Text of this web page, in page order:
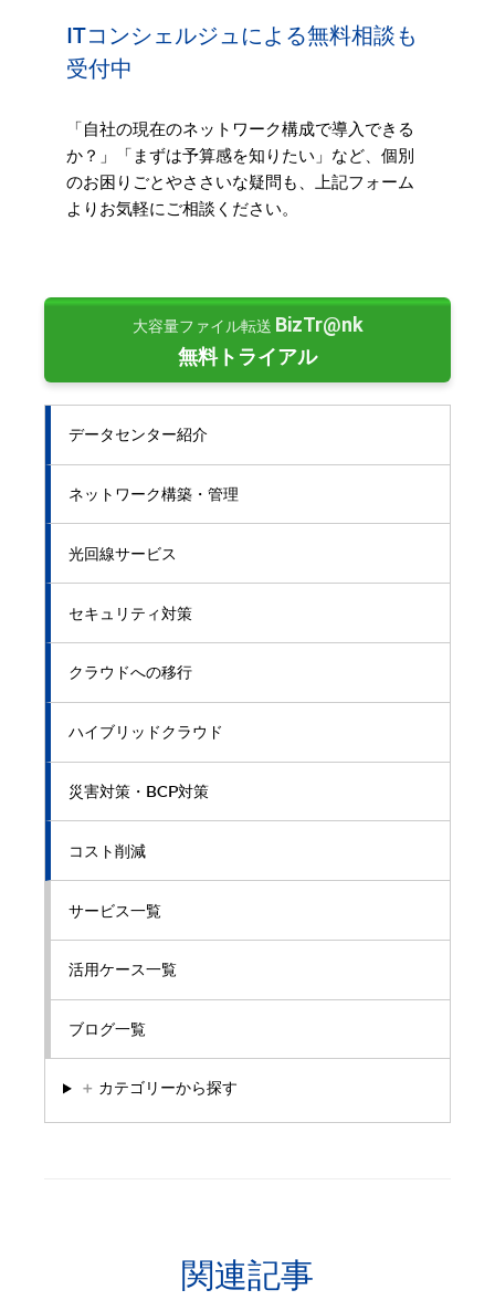
ITコンシェルジュによる無料相談も
受付中
「自社の現在のネットワーク構成で導入できる
か？」「まずは予算感を知りたい」など、個別
のお困りごとやささいな疑問も、上記フォーム
よりお気軽にご相談ください。
大容量ファイル転送 BizTr@nk
無料トライアル
データセンター紹介
ネットワーク構築・管理
光回線サービス
セキュリティ対策
クラウドへの移行
ハイブリッドクラウド
災害対策・BCP対策
コスト削減
サービス一覧
活用ケース一覧
ブログ一覧
＋ カテゴリーから探す
関連記事